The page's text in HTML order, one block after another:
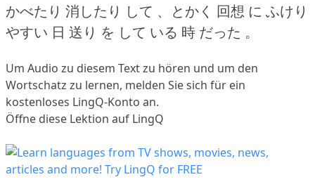
かべたり 消したり して 、とかく 回想 に ふけり
やすい 日 送り を して いる 時 だった 。
Um Audio zu diesem Text zu hören und um den
Wortschatz zu lernen, melden Sie sich für ein
kostenloses LingQ-Konto an.
Öffne diese Lektion auf LingQ